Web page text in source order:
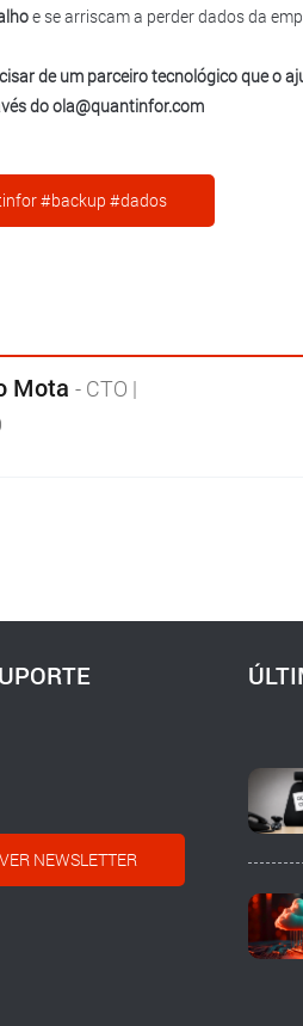
e se arriscam a perder dados da
de um parceiro tecnológico que o
do ola@quantinfor.com
#backup #dados
Mota - CTO |
NEWSLETTER